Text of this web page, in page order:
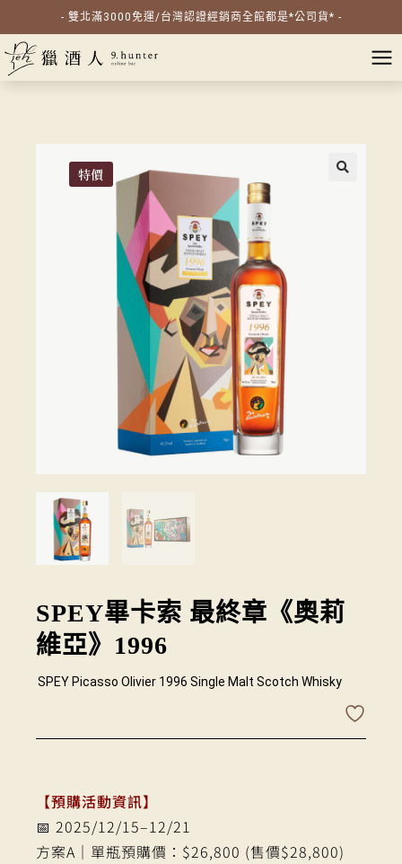
- 雙北滿3000免運/台灣認證經銷商全館都是*公司貨* -
特價
SPEY畢卡索 最終章《奧莉
維亞》1996
SPEY Picasso Olivier 1996 Single Malt Scotch Whisky
【預購活動資訊】
📅 2025/12/15–12/21
方案A｜單瓶預購價：$26,800 (售價$28,800)